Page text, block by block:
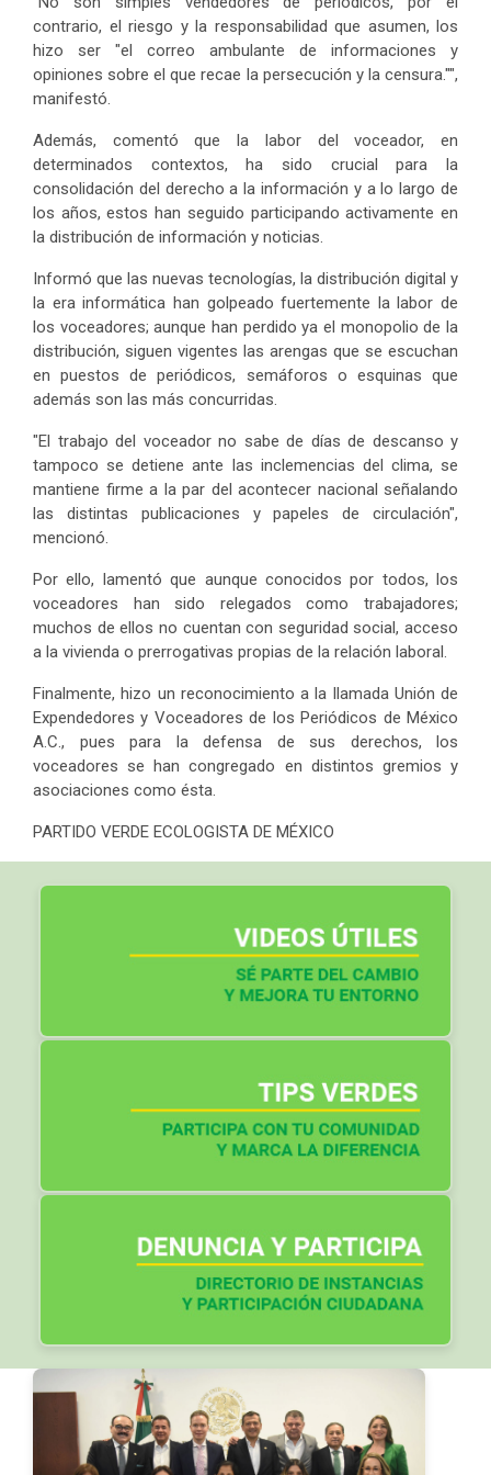
contrario, el riesgo y la responsabilidad que asumen, los
hizo ser "el correo ambulante de informaciones y
opiniones sobre el que recae la persecución y la censura."",
manifestó.
Además, comentó que la labor del voceador, en
determinados contextos, ha sido crucial para la
consolidación del derecho a la información y a lo largo de
los años, estos han seguido participando activamente en
la distribución de información y noticias.
Informó que las nuevas tecnologías, la distribución digital y
la era informática han golpeado fuertemente la labor de
los voceadores; aunque han perdido ya el monopolio de la
distribución, siguen vigentes las arengas que se escuchan
en puestos de periódicos, semáforos o esquinas que
además son las más concurridas.
"El trabajo del voceador no sabe de días de descanso y
tampoco se detiene ante las inclemencias del clima, se
mantiene firme a la par del acontecer nacional señalando
las distintas publicaciones y papeles de circulación",
mencionó.
Por ello, lamentó que aunque conocidos por todos, los
voceadores han sido relegados como trabajadores;
muchos de ellos no cuentan con seguridad social, acceso
a la vivienda o prerrogativas propias de la relación laboral.
Finalmente, hizo un reconocimiento a la llamada Unión de
Expendedores y Voceadores de los Periódicos de México
A.C., pues para la defensa de sus derechos, los
voceadores se han congregado en distintos gremios y
asociaciones como ésta.
PARTIDO VERDE ECOLOGISTA DE MÉXICO​
Otros artículos: